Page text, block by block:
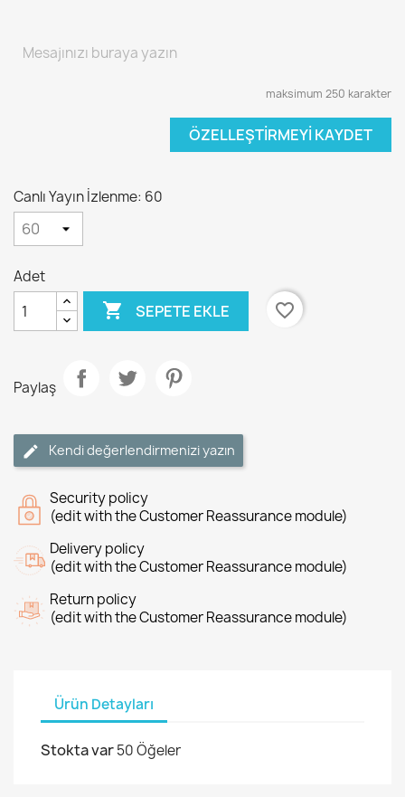
maksimum 250 karakter
ÖZELLEŞTIRMEYI KAYDET
Canlı Yayın İzlenme: 60
Adet
 SEPETE EKLE favorite_border
Paylaş
Kendi değerlendirmenizi yazın
Security policy
(edit with the Customer Reassurance module)
Delivery policy
(edit with the Customer Reassurance module)
Return policy
(edit with the Customer Reassurance module)
Ürün Detayları
Stokta var50 Öğeler